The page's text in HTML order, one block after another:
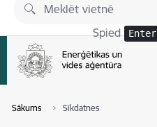
Pāriet uz lapas saturu
Spied Enter
Sākums Sīkdatnes